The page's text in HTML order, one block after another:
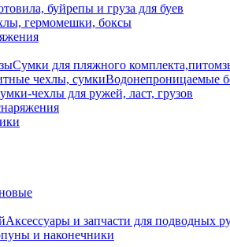
буйрепы и груза для буев
гермомешки, боксы
Сумки для пляжного
Водонепроницаемые
чехлы для ружей, ласт, грузов
Аксессуары и запчасти для подводных
и наконечники